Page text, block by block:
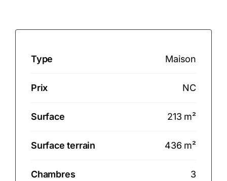
Type Maison
Prix NC
Surface 213 m²
Surface terrain 436 m²
Chambres 3